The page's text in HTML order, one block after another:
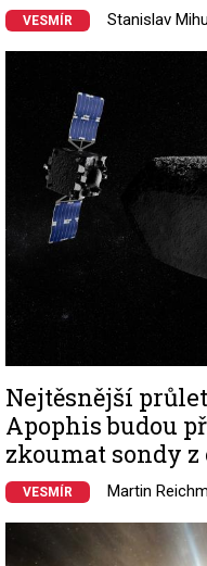
VESMÍR Stanislav
Nejtěsnější
Apophis budou
zkoumat sondy z
VESMÍR Martin
Image